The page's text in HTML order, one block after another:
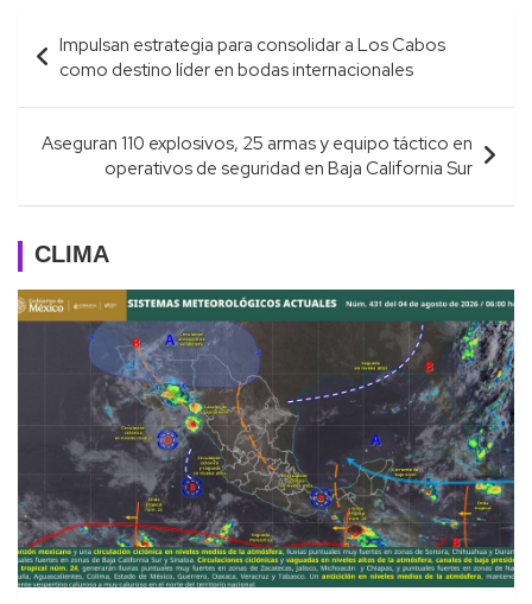
Navegación
de
entradas
Impulsan estrategia para consolidar a Los Cabos
como destino líder en bodas internacionales
Aseguran 110 explosivos, 25 armas y equipo táctico en
operativos de seguridad en Baja California Sur
CLIMA